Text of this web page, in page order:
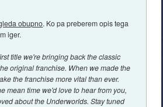
obupno. Ko pa preberem opis tega
iger.
title we're bringing back the classic
original franchise. When we made the
the franchise more vital than ever.
mean time we'd love to hear from you,
about the Underworlds. Stay tuned